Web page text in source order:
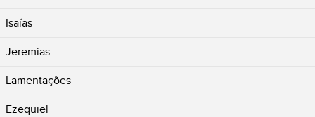
Isaías
Jeremias
Lamentações
Ezequiel